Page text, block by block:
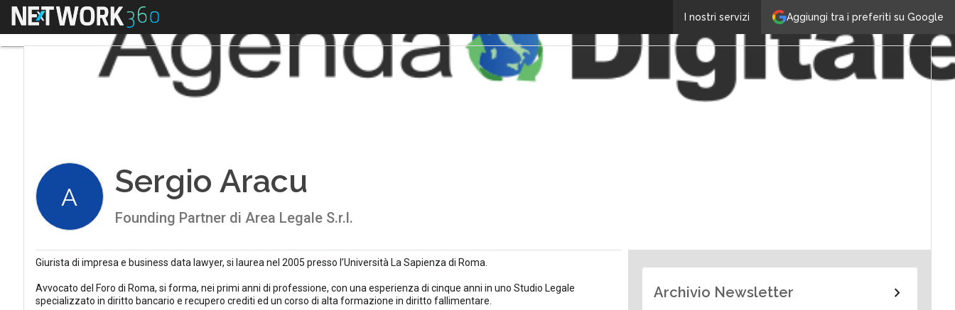
Aggiungi tra i preferiti su Google
I nostri servizi
Menu
A Sergio Aracu
Founding Partner di Area Legale S.r.l.
Giurista di impresa e business data lawyer, si laurea nel 2005 presso l’Università La Sapienza di Roma.
Avvocato del Foro di Roma, si forma, nei primi anni di professione, con una esperienza di cinque anni in uno Studio Legale
specializzato in diritto bancario e recupero crediti ed un corso di alta formazione in diritto fallimentare.
Archivio Newsletter